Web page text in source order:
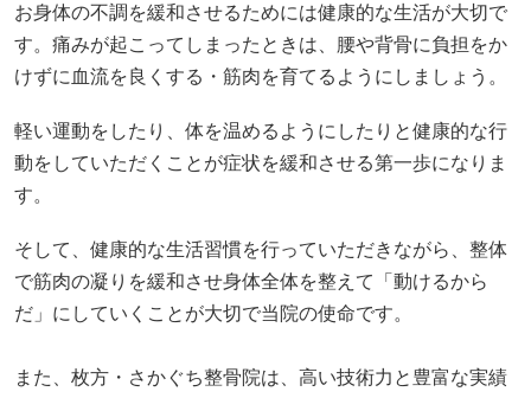
お身体の不調を緩和させるためには健康的な生活が大切で
す。痛みが起こってしまったときは、腰や背骨に負担をか
けずに血流を良くする・筋肉を育てるようにしましょう。
軽い運動をしたり、体を温めるようにしたりと健康的な行
動をしていただくことが症状を緩和させる第一歩になりま
す。
そして、健康的な生活習慣を行っていただきながら、整体
で筋肉の凝りを緩和させ身体全体を整えて「動けるから
だ」にしていくことが大切で当院の使命です。
また、枚方・さかぐち整骨院は、高い技術力と豊富な実績